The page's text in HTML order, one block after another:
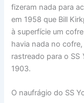
fizeram nada para
em 1958 que Bill
à superfície um
havia nada no
rastreado para o SS
1903.
O naufrágio do SS